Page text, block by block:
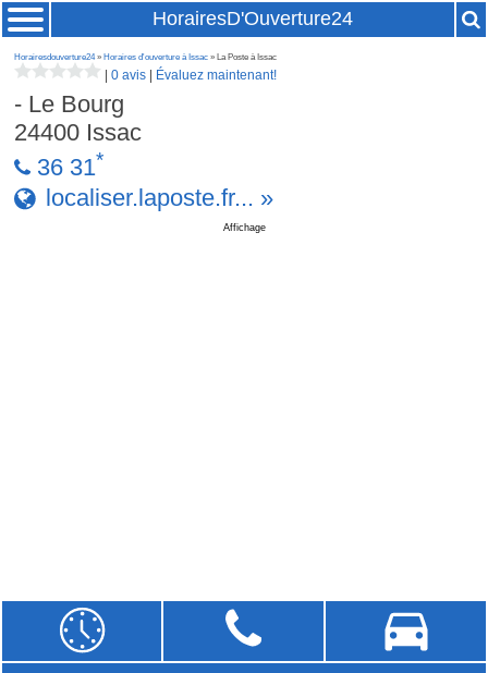
HorairesD'Ouverture24
Horairesdouverture24» Horaires d'ouverture à Issac » La Poste à Issac
|0 avis Évaluez maintenant!
- Le Bourg
24400 Issac
36 31*
localiser.laposte.fr... »
Affichage